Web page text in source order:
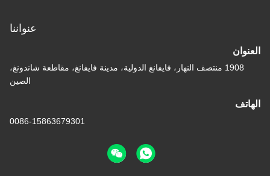
عنواننا
العنوان
1908 منتصف النهار، فايفانغ الدولية، مدينة فايفانغ، مقاطعة شاندونغ،
الصين
الهاتف
0086-15863679301